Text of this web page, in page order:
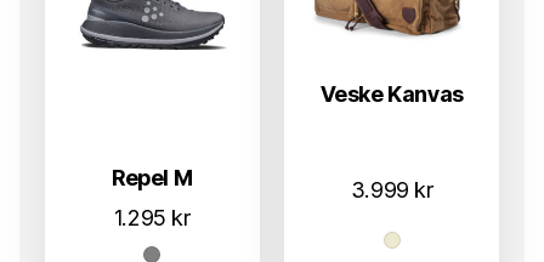
Repel M
1.295 kr
Veske Kanvas
3.999 kr